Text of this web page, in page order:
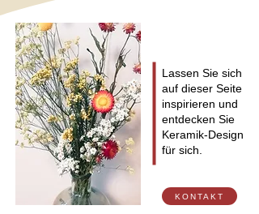
Lassen Sie sich
auf dieser Seite
inspirieren und
entdecken Sie
Keramik-Design
für sich.
KONTAKT